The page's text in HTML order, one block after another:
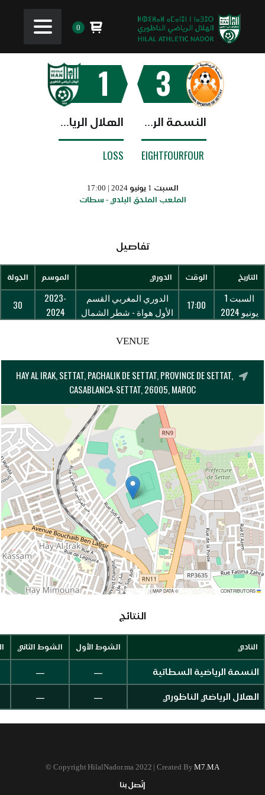
0
3
النسمة الرياضية السطاتية
EIGHTFOURFOUR
1
الهلال الرياضي الناظوري
LOSS
السبت 1 يونيو 2024 | 17:00
الملعب الملحق البلدي - سطات
تفاصيل
التاريخ الوقت الدوري الموسم الجولة
السبت 1
يونيو 2024
17:00
الدوري المغربي القسم
الأول هواة - شطر الشمال
2023-
2024
30
VENUE
HAY AL IRAK, SETTAT, PACHALIK DE SETTAT, PROVINCE DE SETTAT,
CASABLANCA-SETTAT, 26005, MAROC
LEAFLET
|MAP DATA © CONTRIBUTORS
النتائج
النادي الشوط الأول الشوط الثاني
النسمة الرياضية السطاتية —
—
الهلال الرياضي الناظوري —
—
Copyright HilalNador.ma 2022 | Created ByM7.MA
©
إتّصل بنا